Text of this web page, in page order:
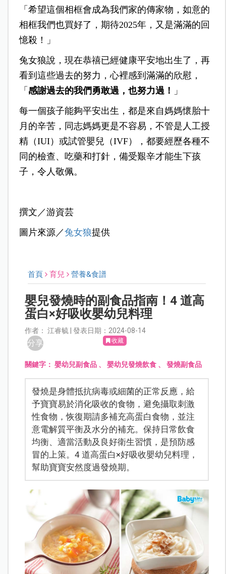
「希望這個相框會成為我們家的傳家物，如意的
相框我們也買好了，期待2025年，又是滿滿的回
憶殺！」
兔女狼說，現在恭禧已經健康平安地出生了，再
看到這些過去的努力，心裡感到滿滿的欣慰，
「 感謝過去的我們勇敢過，也努力過！
」
每一個孩子能夠平安出生，都是來自媽媽懷胎十
月的辛苦，同志媽媽更是不容易，不管是人工授
精（IUI）或試管嬰兒（IVF），都要經歷各種不
同的檢查、吃藥和打針，備受艱辛才能生下孩
子，令人敬佩。
撰文／游資芸
圖片來源／兔女狼提供
首頁 育兒 營養&食譜
嬰兒發燒時的副食品指南！4 道高
蛋白×好吸收嬰幼兒料理
作者： 江睿毓 | 發表日期：2024-08-14
分享 收藏
關鍵字：嬰幼兒副食品 、嬰幼兒發燒飲食 、發燒副食品
發燒是身體抵抗病毒或細菌的正常反應，給
予寶寶易於消化吸收的食物，避免攝取刺激
性食物，恢復期請多補充高蛋白食物，並注
意電解質平衡及水分的補充。保持日常飲食
均衡、適當活動及良好衛生習慣，是預防感
冒的上策。4 道高蛋白×好吸收嬰幼兒料理，
幫助寶寶安然度過發燒期。